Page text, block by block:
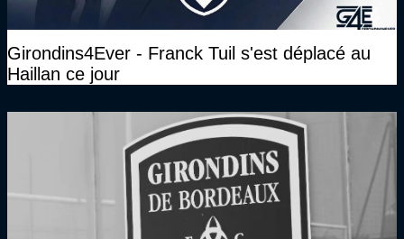
Girondins4Ever - Franck Tuil s'est déplacé au
Haillan ce jour